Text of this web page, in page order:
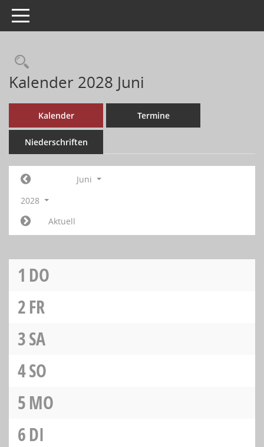
Toggle navigation
Kalender 2028 Juni
Kalender Termine
Niederschriften
Juni
2028
Aktuell
1 DO
2FR
3SA
4SO
5MO
6DI